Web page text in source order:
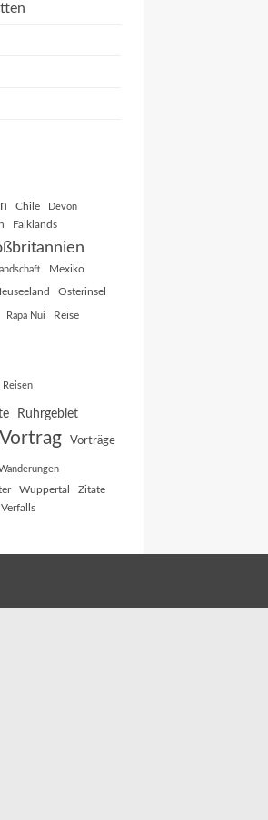
Chile Devon
Falklands
Mexiko
Osterinsel
Rapa Nui Reise
Reisen
Ruhrgebiet
Vortrag Vorträge
Wuppertal Zitate